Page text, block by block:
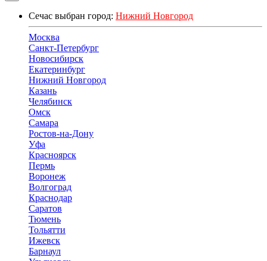
Сечас выбран город: Нижний Новгород
Москва
Санкт-Петербург
Новосибирск
Екатеринбург
Нижний Новгород
Казань
Челябинск
Омск
Самара
Ростов-на-Дону
Уфа
Красноярск
Пермь
Воронеж
Волгоград
Краснодар
Саратов
Тюмень
Тольятти
Ижевск
Барнаул